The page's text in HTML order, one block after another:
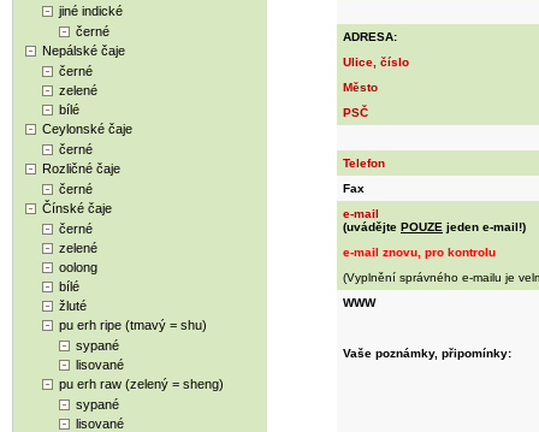
jiné indické
černé
Nepálské čaje
černé
zelené
bílé
Ceylonské čaje
černé
Rozličné čaje
černé
Čínské čaje
černé
zelené
oolong
bílé
žluté
pu erh ripe (tmavý = shu)
sypané
lisované
pu erh raw (zelený = sheng)
sypané
lisované
ADRESA:
Ulice, číslo
Město
PSČ
Telefon
Fax
e-mail
(uvádějte POUZE jeden e-mail!)
e-mail znovu, pro kontrolu
(Vyplnění správného e-mailu je
WWW
Vaše poznámky, připomínky: